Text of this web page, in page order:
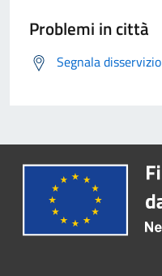
Problemi in città
Segnala disservizio